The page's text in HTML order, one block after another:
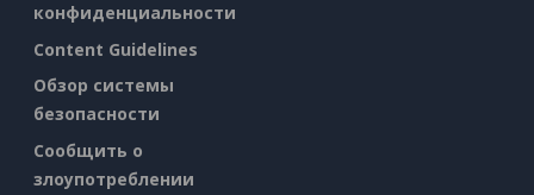
конфиденциальности
Content Guidelines
Обзор системы
безопасности
Сообщить о
злоупотреблении